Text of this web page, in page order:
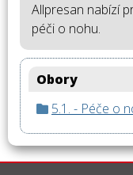
Allpresan nabízí
péči o nohu.
Obory
5.1. - Péče o